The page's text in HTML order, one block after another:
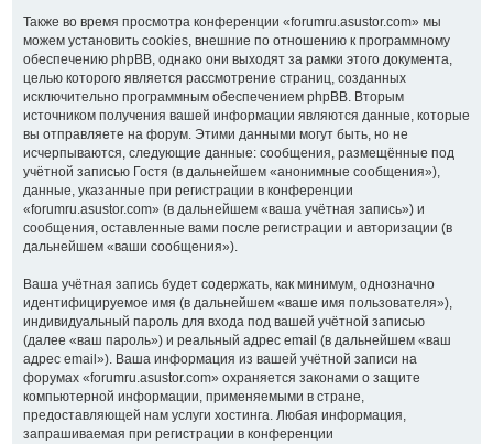
Также во время просмотра конференции «forumru.asustor.com» мы
можем установить cookies, внешние по отношению к программному
обеспечению phpBB, однако они выходят за рамки этого документа,
целью которого является рассмотрение страниц, созданных
исключительно программным обеспечением phpBB. Вторым
источником получения вашей информации являются данные, которые
вы отправляете на форум. Этими данными могут быть, но не
исчерпываются, следующие данные: сообщения, размещённые под
учётной записью Гостя (в дальнейшем «анонимные сообщения»),
данные, указанные при регистрации в конференции
«forumru.asustor.com» (в дальнейшем «ваша учётная запись») и
сообщения, оставленные вами после регистрации и авторизации (в
дальнейшем «ваши сообщения»).
Ваша учётная запись будет содержать, как минимум, однозначно
идентифицируемое имя (в дальнейшем «ваше имя пользователя»),
индивидуальный пароль для входа под вашей учётной записью
(далее «ваш пароль») и реальный адрес email (в дальнейшем «ваш
адрес email»). Ваша информация из вашей учётной записи на
форумах «forumru.asustor.com» охраняется законами о защите
компьютерной информации, применяемыми в стране,
предоставляющей нам услуги хостинга. Любая информация,
запрашиваемая при регистрации в конференции